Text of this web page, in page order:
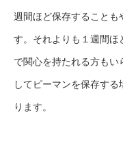
週間ほど保存することも
す。それよりも１週間
で関心を持たれる方も
してピーマンを保存す
ります。